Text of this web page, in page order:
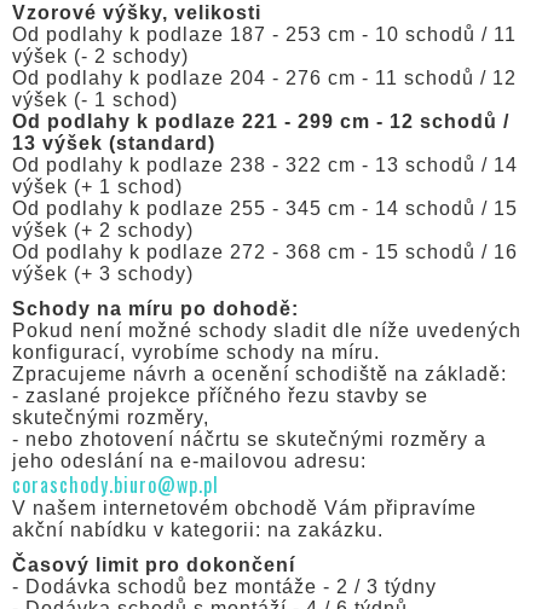
Vzorové výšky, velikosti
Od podlahy k podlaze 187 - 253 cm - 10 schodů / 11
výšek (- 2 schody)
Od podlahy k podlaze 204 - 276 cm - 11 schodů / 12
výšek (- 1 schod)
Od podlahy k podlaze 221 - 299 cm - 12 schodů /
13 výšek (standard)
Od podlahy k podlaze 238 - 322 cm - 13 schodů / 14
výšek (+ 1 schod)
Od podlahy k podlaze 255 - 345 cm - 14 schodů / 15
výšek (+ 2 schody)
Od podlahy k podlaze 272 - 368 cm - 15 schodů / 16
výšek (+ 3 schody)
Schody na míru po dohodě:
Pokud není možné schody sladit dle níže uvedených
konfigurací, vyrobíme schody na míru.
Zpracujeme návrh a ocenění schodiště na základě:
- zaslané projekce příčného řezu stavby se
skutečnými rozměry,
- nebo zhotovení náčrtu se skutečnými rozměry a
jeho odeslání na e-mailovou adresu:
coraschody.biuro@wp.pl
V našem internetovém obchodě Vám připravíme
akční nabídku v kategorii: na zakázku.
Časový limit pro dokončení
- Dodávka schodů bez montáže - 2 / 3 týdny